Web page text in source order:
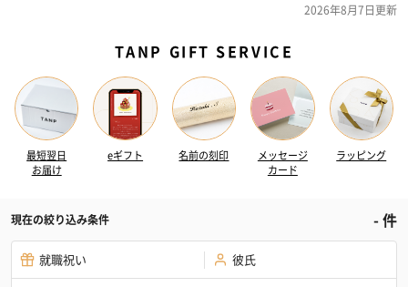
2026年8月7日更新
TANP GIFT SERVICE
最短翌日
お届け
eギフト 名前の刻印
メッセージ
カード
ラッピング
現在の絞り込み条件 -件
就職祝い 彼氏